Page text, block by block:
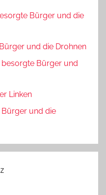
Bürger und die
und die Drohnen
besorgte Bürger und
Linken
und die